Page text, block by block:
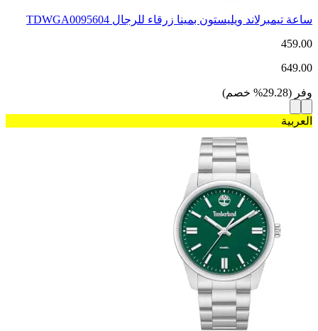
ساعة تيمبرلاند ويليستون بمينا زرقاء للرجال TDWGA0095604
459.00
649.00
وفر (
29.28
% خصم)
العربية